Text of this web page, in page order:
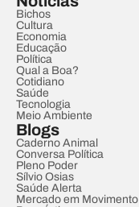
Bichos
Cultura
Economia
Educação
Política
Qual a Boa?
Cotidiano
Saúde
Tecnologia
Meio Ambiente
Blogs
Caderno Animal
Conversa Política
Pleno Poder
Sílvio Osias
Saúde Alerta
Mercado em Movimento